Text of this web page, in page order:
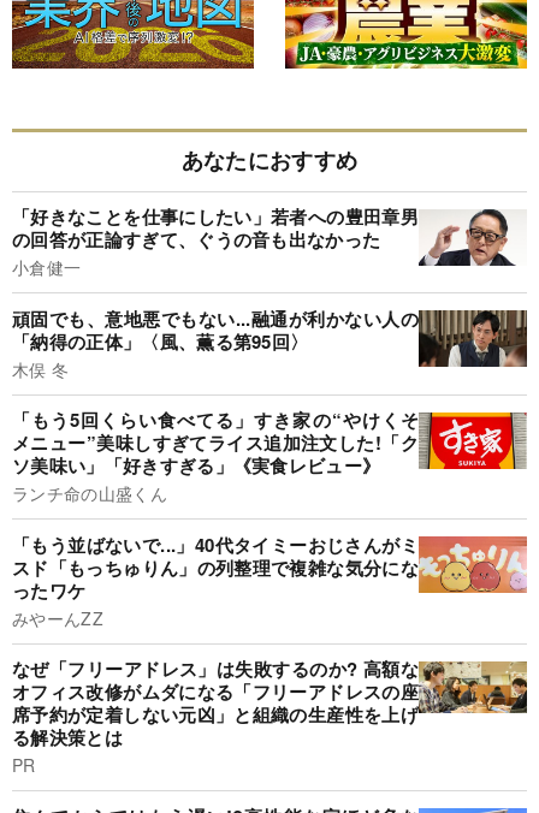
あなたにおすすめ
「好きなことを仕事にしたい」若者への豊田章男
の回答が正論すぎて、ぐうの音も出なかった
小倉健一
頑固でも、意地悪でもない...融通が利かない人の
「納得の正体」〈風、薫る第95回〉
木俣 冬
「もう5回くらい食べてる」すき家の“やけくそ
メニュー”美味しすぎてライス追加注文した!「ク
ソ美味い」「好きすぎる」《実食レビュー》
ランチ命の山盛くん
「もう並ばないで...」40代タイミーおじさんがミ
スド「もっちゅりん」の列整理で複雑な気分にな
ったワケ
みやーんZZ
なぜ「フリーアドレス」は失敗するのか? 高額な
オフィス改修がムダになる「フリーアドレスの座
席予約が定着しない元凶」と組織の生産性を上げ
る解決策とは
PR